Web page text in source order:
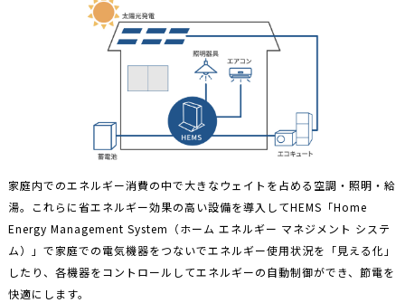
家庭内でのエネルギー消費の中で大きなウェイトを占める空調・照明・給
湯。これらに省エネルギー効果の高い設備を導入してHEMS「Home
Energy Management System（ホーム エネルギー マネジメント システ
ム）」で家庭での電気機器をつないでエネルギー使用状況を「見える化」
したり、各機器をコントロールしてエネルギーの自動制御ができ、節電を
快適にします。